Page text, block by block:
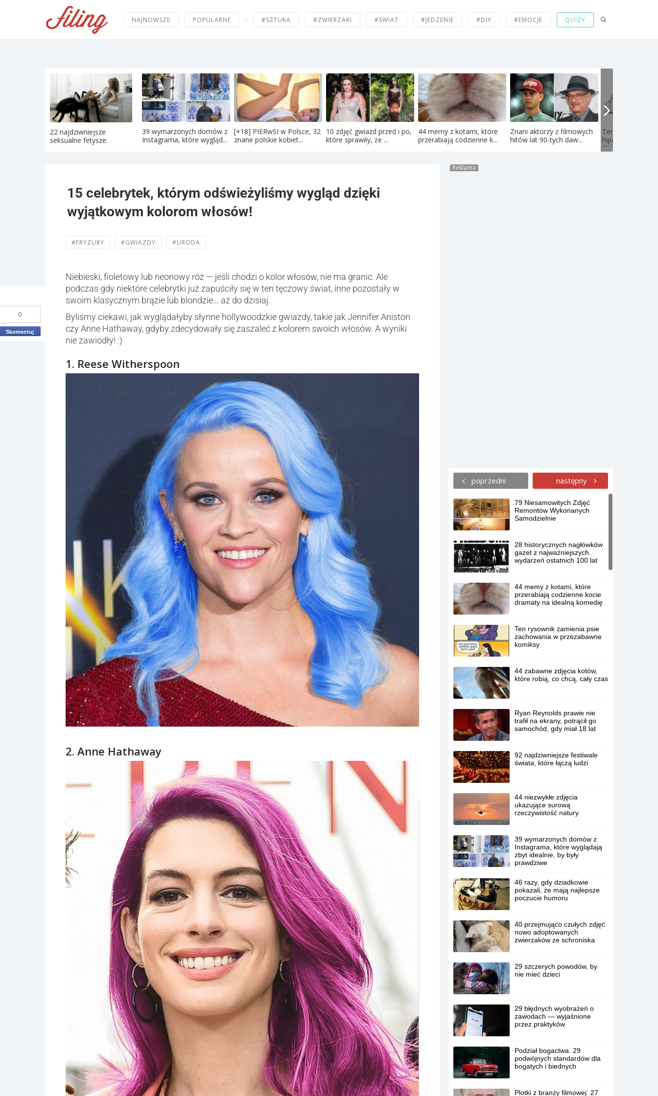
NAJNOWSZE POPULARNE / #SZTUKA #ZWIERZAKI #SWIAT #JEDZENIE #DIY #EMOCJE QUIZY
22 najdziwniejsze
seksualne fetysze.
39 wymarzonych domów z
Instagrama, które wygląd...
[+18] PIERwSI w Polsce, 32
znane polskie kobiet...
10 zdjęć gwiazd przed i po,
które sprawiły, że ...
44 memy z kotami, które
przerabiają codzienne k...
Znani aktorzy z filmowych
hitów lat 90-tych daw...
Ten artysta łączy
hiperrealizm ze
Oto...
15 celebrytek, którym odświeżyliśmy wygląd dzięki
wyjątkowym kolorom włosów!
#FRYZURY #GWIAZDY #URODA
0
Skomentuj
Niebieski, fioletowy lub neonowy róż — jeśli chodzi o kolor włosów, nie ma granic. Ale
podczas gdy niektóre celebrytki już zapuściły się w ten tęczowy świat, inne pozostały w
swoim klasycznym brązie lub blondzie… aż do dzisiaj.
Byliśmy ciekawi, jak wyglądałyby słynne hollywoodzkie gwiazdy, takie jak Jennifer Aniston
czy Anne Hathaway, gdyby zdecydowały się zaszaleć z kolorem swoich włosów. A wyniki
nie zawiodły! :)
1. Reese Witherspoon
2. Anne Hathaway
Reklama
poprzedni następny
79 Niesamowitych Zdjęć
Remontów Wykonanych
Samodzielnie
28 historycznych nagłówków
gazet z najważniejszych
wydarzeń ostatnich 100 lat
44 memy z kotami, które
przerabiają codzienne kocie
dramaty na idealną komedię
Ten rysownik zamienia psie
zachowania w przezabawne
komiksy
44 zabawne zdjęcia kotów,
które robią, co chcą, cały czas
Ryan Reynolds prawie nie
trafił na ekrany, potrącił go
samochód, gdy miał 18 lat
92 najdziwniejsze festiwale
świata, które łączą ludzi
44 niezwykłe zdjęcia
ukazujące surową
rzeczywistość natury
39 wymarzonych domów z
Instagrama, które wyglądają
zbyt idealnie, by były
prawdziwe
46 razy, gdy dziadkowie
pokazali, że mają najlepsze
poczucie humoru
40 przejmująco czułych zdjęć
nowo adoptowanych
zwierzaków ze schroniska
29 szczerych powodów, by
nie mieć dzieci
29 błędnych wyobrażeń o
zawodach — wyjaśnione
przez praktyków
Podział bogactwa: 29
podwójnych standardów dla
bogatych i biednych
Plotki z branży filmowej: 27